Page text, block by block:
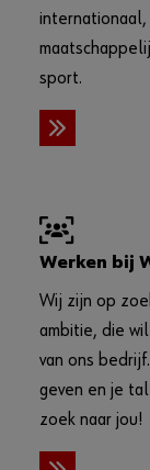
sport.
Werken bij
Wij zijn op
ambitie, die
van ons
geven en je
zoek naar jou!